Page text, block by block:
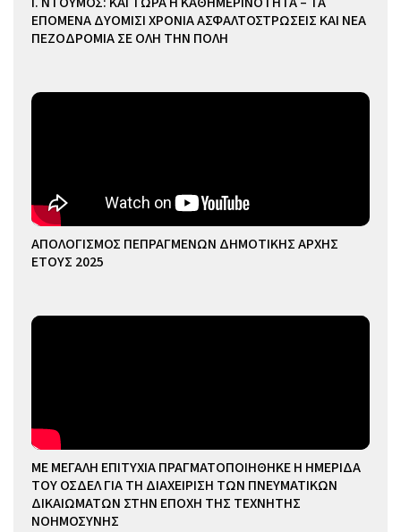
ΕΠΟΜΕΝΑ ΔΥΟΜΙΣΙ ΧΡΟΝΙΑ ΑΣΦΑΛΤΟΣΤΡΩΣΕΙΣ ΚΑΙ ΝΕΑ
ΠΕΖΟΔΡΟΜΙΑ ΣΕ ΟΛΗ ΤΗΝ ΠΟΛΗ
ΑΠΟΛΟΓΙΣΜΟΣ ΠΕΠΡΑΓΜΕΝΩΝ ΔΗΜΟΤΙΚΗΣ ΑΡΧΗΣ
ΕΤΟΥΣ 2025
ΜΕ ΜΕΓΑΛΗ ΕΠΙΤΥΧΙΑ ΠΡΑΓΜΑΤΟΠΟΙΗΘΗΚΕ Η ΗΜΕΡΙΔΑ
ΤΟΥ ΟΣΔΕΛ ΓΙΑ ΤΗ ΔΙΑΧΕΙΡΙΣΗ ΤΩΝ ΠΝΕΥΜΑΤΙΚΩΝ
ΔΙΚΑΙΩΜΑΤΩΝ ΣΤΗΝ ΕΠΟΧΗ ΤΗΣ ΤΕΧΝΗΤΗΣ
ΝΟΗΜΟΣΥΝΗΣ